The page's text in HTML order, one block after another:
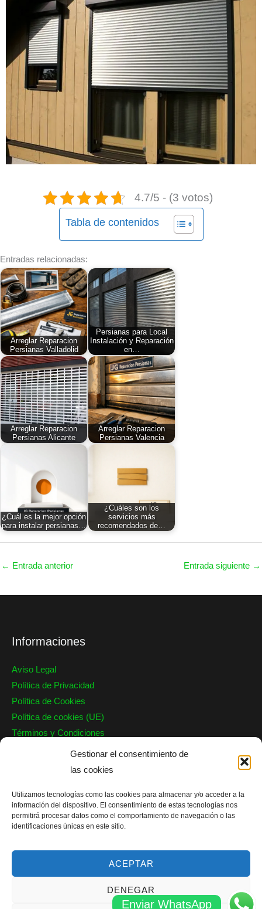
Gestionar el consentimiento de
las cookies
Utilizamos tecnologías como las cookies para almacenar y/o acceder a la
información del dispositivo. El consentimiento de estas tecnologías nos
permitirá procesar datos como el comportamiento de navegación o las
identificaciones únicas en este sitio.
ACEPTAR
DENEGAR
4.7/5 - (3 votos)
Tabla de contenidos
Entradas relacionadas:
Arreglar Reparacion
Persianas Valladolid
Persianas para Local
Instalación y Reparación
en…
Arreglar Reparacion
Persianas Alicante
Arreglar Reparacion
Persianas Valencia
¿Cuál es la mejor opción
para instalar persianas…
¿Cuáles son los
servicios más
recomendados de…
← Entrada anterior Entrada siguiente →
Informaciones
Aviso Legal
Política de Privacidad
Política de Cookies
Política de cookies (UE)
Términos y Condiciones
Nuestro Contacto
Barcelona, Valencia, Alicante y Valladolid
info@persianaseguridad.es
Teléfono: 644 719 588
Copyright © 2026 JG Reparación Persianas |Sitemap| Blog
Enviar WhatsApp